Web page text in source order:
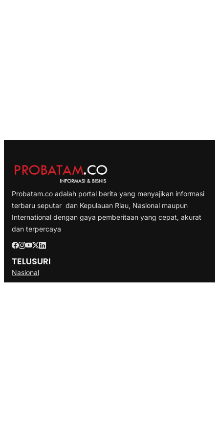
Probatam.co adalah portal berita yang menyajikan informasi
terbaru seputar dan Kepulauan Riau, Nasional maupun
International dengan gaya pemberitaan yang cepat, akurat
dan terpercaya
TELUSURI
Nasional